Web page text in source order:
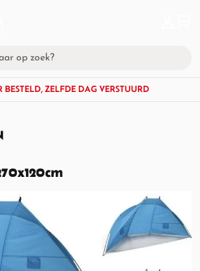
BESTELD, ZELFDE DAG VERSTUURD